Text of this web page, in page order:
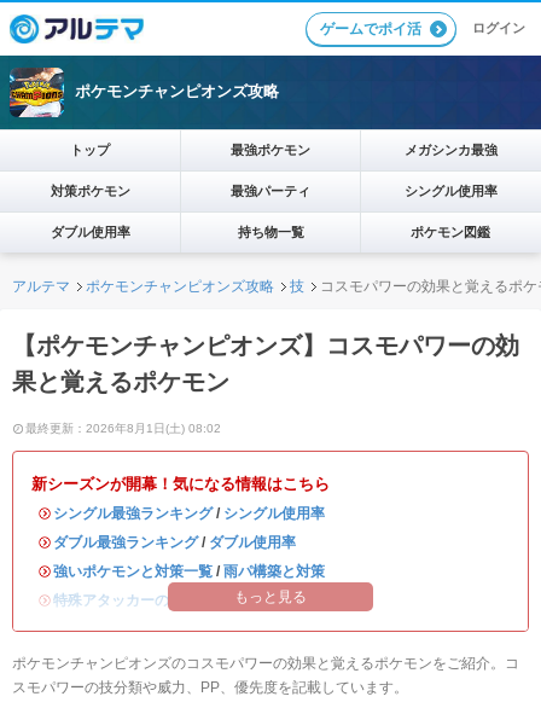
ゲームでポイ活 ログイン
ポケモンチャンピオンズ攻略
トップ 最強ポケモン メガシンカ最強
対策ポケモン 最強パーティ シングル使用率
ダブル使用率 持ち物一覧 ポケモン図鑑
アルテマ ポケモンチャンピオンズ攻略 技 コスモパワーの効果と覚えるポケ
【ポケモンチャンピオンズ】コスモパワーの効
果と覚えるポケモン
最終更新：2026年8月1日(土) 08:02
新シーズンが開幕！気になる情報はこちら
・ シングル最強ランキング/ シングル使用率
・ ダブル最強ランキング/ ダブル使用率
・強いポケモンと対策一覧 / 雨パ構築と対策
・特殊アタッカーのおすすめランキング
もっと見る
ポケモンチャンピオンズのコスモパワーの効果と覚えるポケモンをご紹介。コ
スモパワーの技分類や威力、PP、優先度を記載しています。